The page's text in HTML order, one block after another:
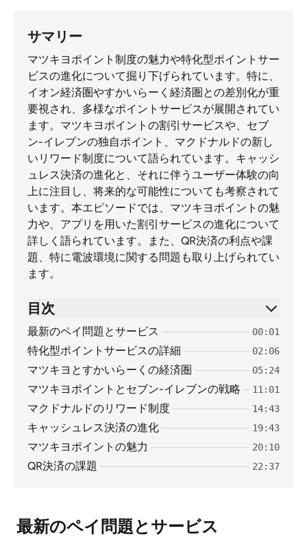
サマリー
マツキヨポイント制度の魅力や特化型ポイントサー
ビスの進化について掘り下げられています。特に、
イオン経済圏やすかいらーく経済圏との差別化が重
要視され、多様なポイントサービスが展開されてい
ます。マツキヨポイントの割引サービスや、セブ
ン-イレブンの独自ポイント、マクドナルドの新し
いリワード制度について語られています。キャッシ
ュレス決済の進化と、それに伴うユーザー体験の向
上に注目し、将来的な可能性についても考察されて
います。本エピソードでは、マツキヨポイントの魅
力や、アプリを用いた割引サービスの進化について
詳しく語られています。また、QR決済の利点や課
題、特に電波環境に関する問題も取り上げられてい
ます。
目次
最新のペイ問題とサービス 00:01
特化型ポイントサービスの詳細 02:06
マツキヨとすかいらーくの経済圏 05:24
マツキヨポイントとセブン-イレブンの戦略 11:01
マクドナルドのリワード制度 14:43
キャッシュレス決済の進化 19:43
マツキヨポイントの魅力 20:10
QR決済の課題 22:37
最新のペイ問題とサービス